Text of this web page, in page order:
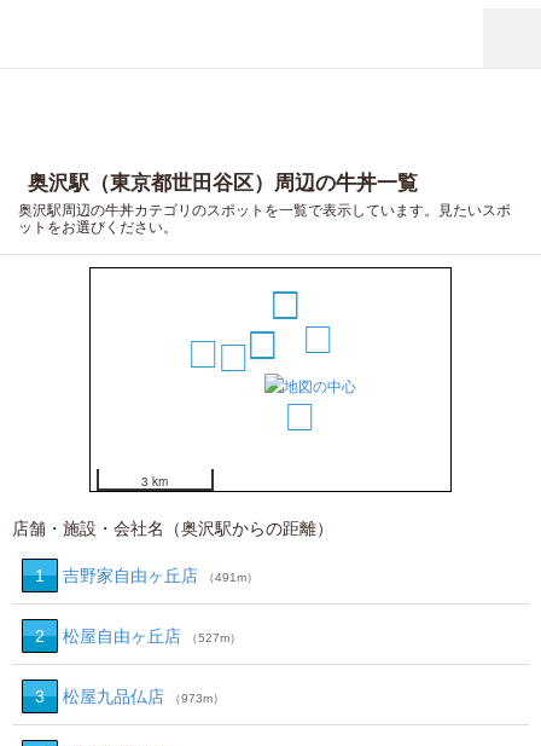
奥沢駅（東京都世田谷区）周辺の牛丼一覧
奥沢駅周辺の牛丼カテゴリのスポットを一覧で表示しています。見たいスポ
ットをお選びください。
3 km
店舗・施設・会社名（奥沢駅からの距離）
1 吉野家自由ヶ丘店 （491m）
2 松屋自由ヶ丘店 （527m）
3 松屋九品仏店 （973m）